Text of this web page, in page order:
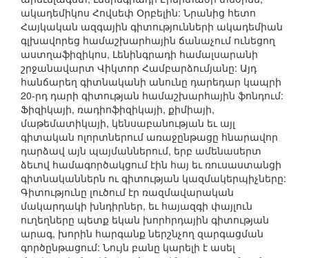
ակադեմիկոս Հովսեփ Օրբելին: Նրանից հետո
Հայկական ազգային գիտությունների ակադեմիան
գլխավորեց համաշխարհային ճանաչում ունեցող
աստղաֆիզիկոս, Լենինգրադի համալսարանի
շրջանավարտ Վիկտոր Համբարձումյանը: Այդ
հանճարեղ գիտնականի անունը դարեդար կապրի
20-րդ դարի գիտության համաշխարհային ֆոնդում:
Ֆիզիկայի, ռադիոֆիզիկայի, քիմիայի,
մաթեմատիկայի, կենսաբանության եւ այլ
գիտական ոլորտներում առաջընթացը հնարավոր
դարձավ այն պայմաններում, երբ ամենասերտ
ձեւով համագործակցում էին հայ եւ ռուսաստանցի
գիտնականներն ու գիտության կազմակերպիչները:
Գիտությունը լուծում էր ռազմավարական
մակարդակի խնդիրներ, եւ հայազգի փայլուն
ուղեղները պետք եկան խորհրդային գիտության
արագ, խորին հարգանք ներշնչող զարգացման
գործընթացում: Նույն բանը կարելի է ասել